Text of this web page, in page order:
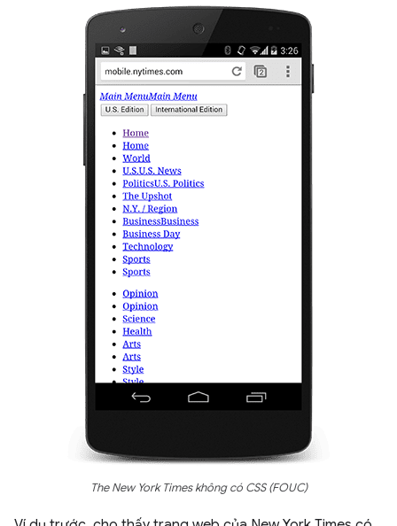
The New York Times không có CSS (FOUC)